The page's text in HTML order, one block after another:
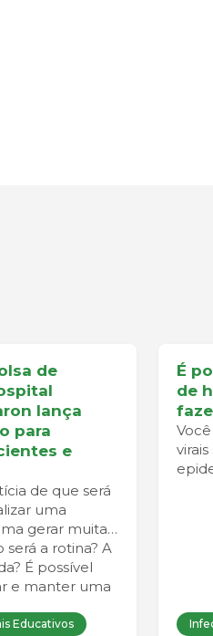
de
lança
para
e
de que será
uma
gerar muitas
será a rotina? A
É possível
e manter uma
Educativos
É
de